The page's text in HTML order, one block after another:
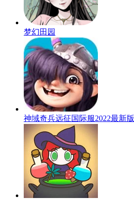
梦幻田园
神域奇兵远征国际服2022最新版